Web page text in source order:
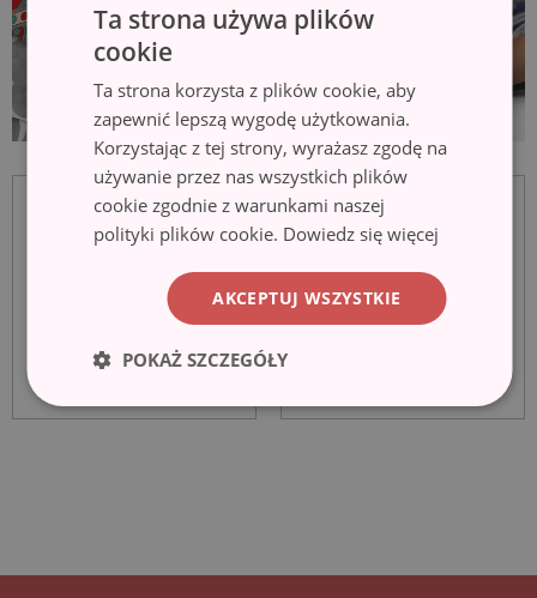
Ta strona używa plików
cookie
Ta strona korzysta z plików cookie, aby
zapewnić lepszą wygodę użytkowania.
Korzystając z tej strony, wyrażasz zgodę na
używanie przez nas wszystkich plików
cookie zgodnie z warunkami naszej
polityki plików cookie. Dowiedz się więcej
AKCEPTUJ WSZYSTKIE
POKAŻ SZCZEGÓŁY